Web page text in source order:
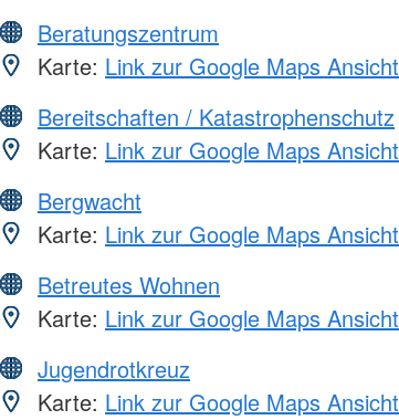
Beratungszentrum
Karte: Link zur Google Maps Ansicht
Bereitschaften / Katastrophenschutz
Karte: Link zur Google Maps Ansicht
Bergwacht
Karte: Link zur Google Maps Ansicht
Betreutes Wohnen
Karte: Link zur Google Maps Ansicht
Jugendrotkreuz
Karte: Link zur Google Maps Ansicht